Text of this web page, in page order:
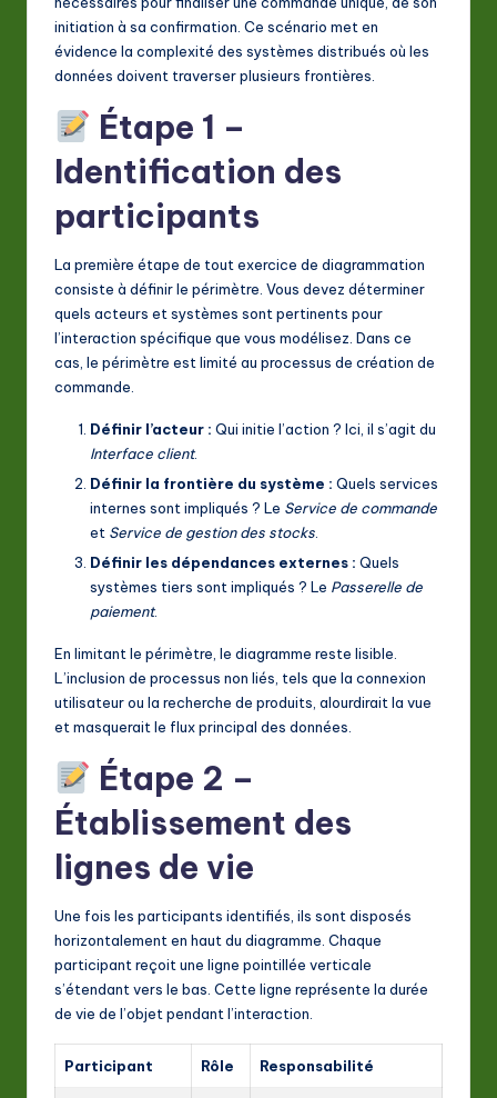
initiation à sa confirmation. Ce scénario met en
évidence la complexité des systèmes distribués où les
données doivent traverser plusieurs frontières.
Étape 1 –
Identification des
participants
La première étape de tout exercice de diagrammation
consiste à définir le périmètre. Vous devez déterminer
quels acteurs et systèmes sont pertinents pour
l’interaction spécifique que vous modélisez. Dans ce
cas, le périmètre est limité au processus de création de
commande.
Définir l’acteur : Qui initie l’action ? Ici, il s’agit du
Interface client.
Définir la frontière du système : Quels services
internes sont impliqués ? Le Service de commande
et Service de gestion des stocks
Définir les dépendances externes : Quels
systèmes tiers sont impliqués ? Le Passerelle de
paiement.
En limitant le périmètre, le diagramme reste lisible.
L’inclusion de processus non liés, tels que la connexion
utilisateur ou la recherche de produits, alourdirait la vue
et masquerait le flux principal des données.
Étape 2 –
Établissement des
lignes de vie
Une fois les participants identifiés, ils sont disposés
horizontalement en haut du diagramme. Chaque
participant reçoit une ligne pointillée verticale
s’étendant vers le bas. Cette ligne représente la durée
de vie de l’objet pendant l’interaction.
Participant Rôle Responsabilité